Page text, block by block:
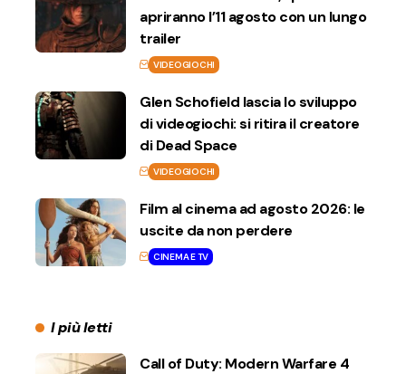
apriranno l’11 agosto con un lungo
trailer
VIDEOGIOCHI
Glen Schofield lascia lo sviluppo
di videogiochi: si ritira il creatore
di Dead Space
VIDEOGIOCHI
Film al cinema ad agosto 2026: le
uscite da non perdere
CINEMA E TV
I più letti
Call of Duty: Modern Warfare 4